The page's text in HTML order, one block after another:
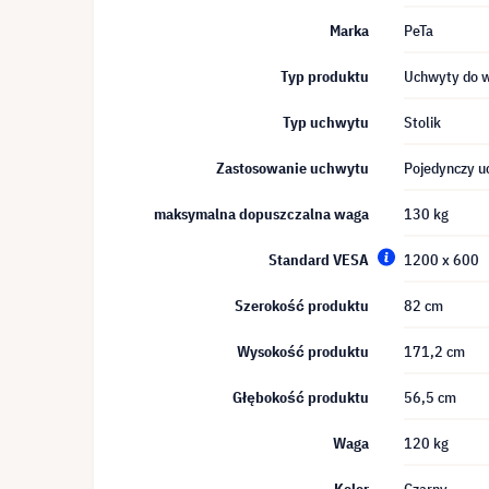
Marka PeTa
Typ produktu Uchwyty do
Typ uchwytu Stolik
Zastosowanie uchwytu Pojedynczy
maksymalna dopuszczalna waga 130 kg
Standard VESA 1200 x 600
Szerokość produktu 82 cm
Wysokość produktu 171,2 cm
Głębokość produktu 56,5 cm
Waga 120 kg